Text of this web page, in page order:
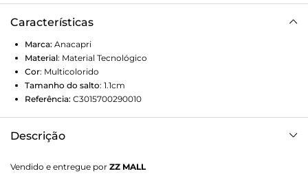
Características
Marca: Anacapri
Material: Material Tecnológico
Cor: Multicolorido
Tamanho do salto: 1.1cm
Referência: C3015700290010
Descrição
cabedal. Uma tira reta na gáspea, outra que divide o dedo e
Vendido e entregue por ZZ MALL